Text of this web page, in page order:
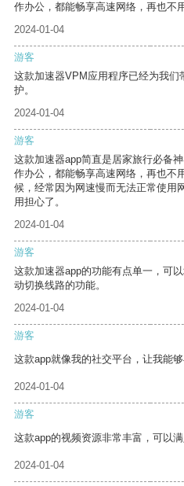
作办公，都能畅享高速网络，再也不
2024-01-04
游客
这款加速器VPM应用程序已经为我
护。
2024-01-04
游客
这款加速器app简直是居家旅行必备
作办公，都能畅享高速网络，再也不
候，经常因为网速慢而无法正常使用
用担心了。
2024-01-04
游客
这款加速器app的功能有点单一，可
动切换线路的功能。
2024-01-04
游客
这款app就像我的社交平台，让我能
2024-01-04
游客
这款app的视频资源非常丰富，可以满
2024-01-04